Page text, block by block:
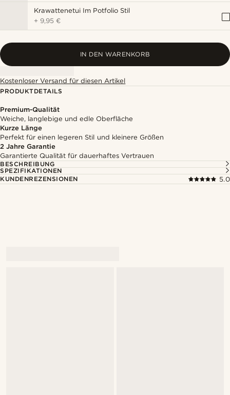
Krawattenetui Im Potfolio Stil
+ 9,95 €
IN DEN WARENKORB
Kostenloser Versand für diesen Artikel
PRODUKTDETAILS
Premium-Qualität
Weiche, langlebige und edle Oberfläche
Kurze Länge
Perfekt für einen legeren Stil und kleinere Größen
2 Jahre Garantie
Garantierte Qualität für dauerhaftes Vertrauen
BESCHREIBUNG
SPEZIFIKATIONEN
KUNDENREZENSIONEN
5.0